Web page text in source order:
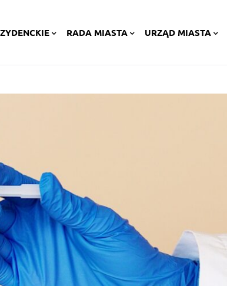
RADA MIASTA URZĄD MIASTA